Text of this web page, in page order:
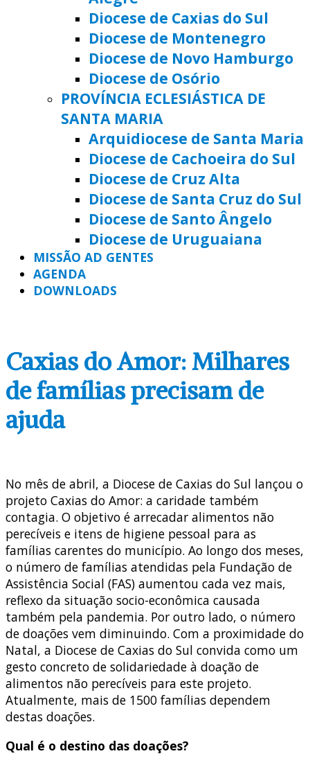
Diocese de Caxias do Sul
Diocese de Montenegro
Diocese de Novo Hamburgo
Diocese de Osório
PROVÍNCIA ECLESIÁSTICA DE
SANTA MARIA
Arquidiocese de Santa Maria
Diocese de Cachoeira do Sul
Diocese de Cruz Alta
Diocese de Santa Cruz do Sul
Diocese de Santo Ângelo
Diocese de Uruguaiana
MISSÃO AD GENTES
AGENDA
DOWNLOADS
Caxias do Amor: Milhares
de famílias precisam de
ajuda
No mês de abril, a Diocese de Caxias do Sul lançou o
projeto Caxias do Amor: a caridade também
contagia. O objetivo é arrecadar alimentos não
perecíveis e itens de higiene pessoal para as
famílias carentes do município. Ao longo dos meses,
o número de famílias atendidas pela Fundação de
Assistência Social (FAS) aumentou cada vez mais,
reflexo da situação socio-econômica causada
também pela pandemia. Por outro lado, o número
de doações vem diminuindo. Com a proximidade do
Natal, a Diocese de Caxias do Sul convida como um
gesto concreto de solidariedade à doação de
alimentos não perecíveis para este projeto.
Atualmente, mais de 1500 famílias dependem
destas doações.
Qual é o destino das doações?